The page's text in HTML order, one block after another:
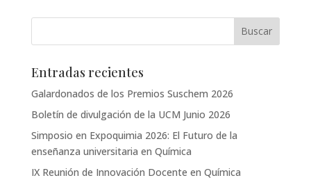
Entradas recientes
Galardonados de los Premios Suschem 2026
Boletín de divulgación de la UCM Junio 2026
Simposio en Expoquimia 2026: El Futuro de la
enseñanza universitaria en Química
IX Reunión de Innovación Docente en Química